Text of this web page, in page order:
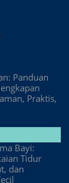
Panduan
Praktis,
Bayi:
Tidur
dan